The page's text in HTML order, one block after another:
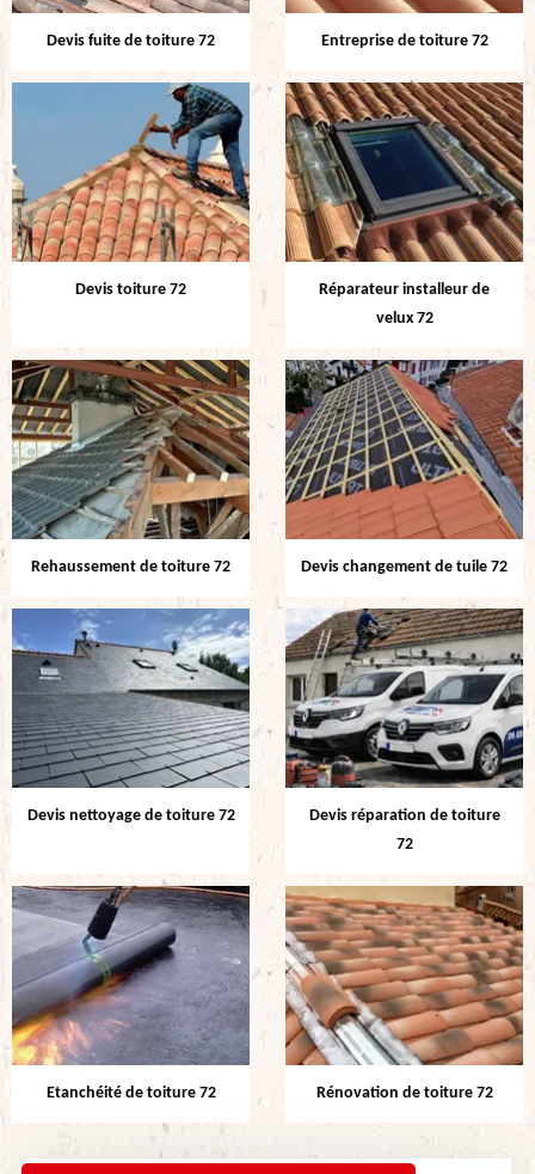
Devis fuite de toiture 72 Entreprise de toiture 72
Devis toiture 72
Réparateur installeur de
velux 72
Rehaussement de toiture 72 Devis changement de tuile 72
Devis nettoyage de toiture 72
Devis réparation de toiture
72
Etanchéité de toiture 72 Rénovation de toiture 72